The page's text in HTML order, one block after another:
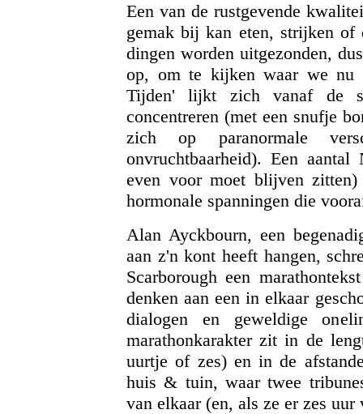
Een van de rustgevende
gemak bij kan eten, strijken
dingen worden uitgezonden,
op, om te kijken waar we nu
Tijden' lijkt zich vanaf de
concentreren (met een snufje
zich op paranormale
onvruchtbaarheid). Een
even voor moet blijven
hormonale spanningen die
Alan Ayckbourn, een
aan z'n kont heeft hangen,
Scarborough een
denken aan een in elkaar
dialogen en geweldige
marathonkarakter zit in de
uurtje of zes) en in de
huis & tuin, waar twee
van elkaar (en, als ze er zes